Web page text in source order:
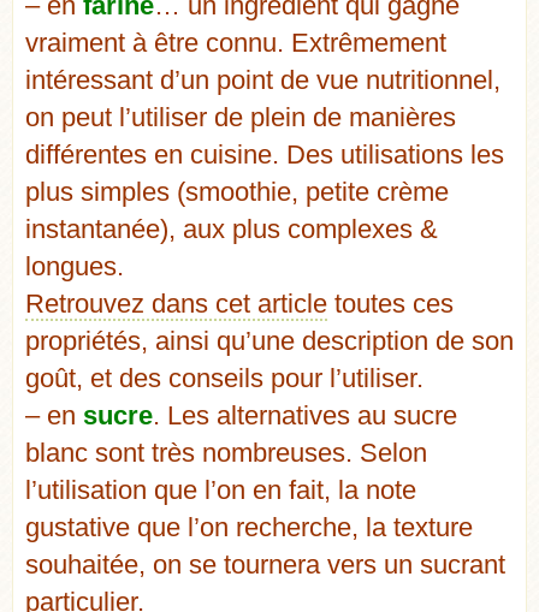
vraiment à être connu. Extrêmement
intéressant d’un point de vue nutritionnel,
on peut l’utiliser de plein de manières
différentes en cuisine. Des utilisations les
plus simples (smoothie, petite crème
instantanée), aux plus complexes &
longues.
Retrouvez dans cet article toutes ces
propriétés, ainsi qu’une description de son
goût, et des conseils pour l’utiliser.
– en sucre. Les alternatives au sucre
blanc sont très nombreuses. Selon
l’utilisation que l’on en fait, la note
gustative que l’on recherche, la texture
souhaitée, on se tournera vers un sucrant
particulier.